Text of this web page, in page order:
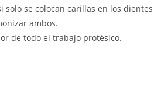
solo se colocan carillas en los dientes
ambos.
de todo el trabajo protésico.